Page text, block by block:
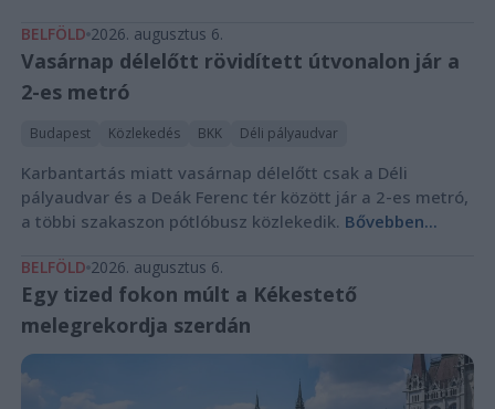
BELFÖLD 2026. augusztus 6.
Vasárnap délelőtt rövidített útvonalon jár a
2-es metró
Budapest Közlekedés BKK Déli pályaudvar
Karbantartás miatt vasárnap délelőtt csak a Déli
pályaudvar és a Deák Ferenc tér között jár a 2-es metró,
a többi szakaszon pótlóbusz közlekedik. Bővebben...
BELFÖLD 2026. augusztus 6.
Egy tized fokon múlt a Kékestető
melegrekordja szerdán